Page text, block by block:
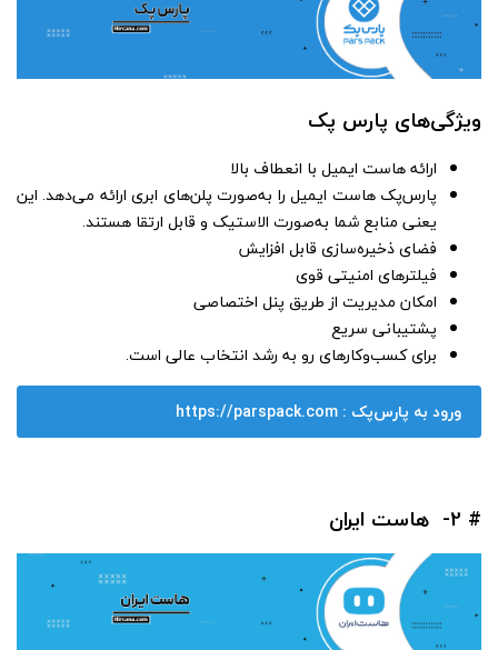
ویژگی‌های پارس پک
ارائه هاست ایمیل با انعطاف بالا
پارس‌پک هاست ایمیل را به‌صورت پلن‌های ابری ارائه می‌دهد. این
یعنی منابع شما به‌صورت الاستیک و قابل ارتقا هستند.
فضای ذخیره‌سازی قابل افزایش
فیلترهای امنیتی قوی
امکان مدیریت از طریق پنل اختصاصی
پشتیبانی سریع
برای کسب‌وکارهای رو به رشد انتخاب عالی است.
ورود به پارس‌پک : https://parspack.com
# 2- هاست ایران